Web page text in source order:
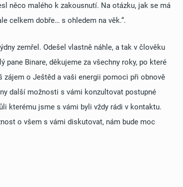
něco malého k zakousnutí. Na otázku, jak se má
celkem dobře… s ohledem na věk.“.
zemřel. Odešel vlastně náhle, a tak v člověku
Binare, děkujeme za všechny roky, po které
o Ještěd a vaši energii pomoci při obnově
další možnosti s vámi konzultovat postupné
kterému jsme s vámi byli vždy rádi v kontaktu.
o všem s vámi diskutovat, nám bude moc